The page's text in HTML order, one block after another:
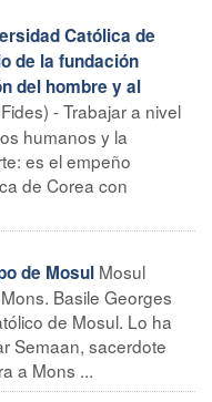
Católica de
de la fundación
del hombre y al
- Trabajar a nivel
humanos y la
es el empeño
de Corea con
de Mosul Mosul
Basile Georges
de Mosul. Lo ha
Semaan, sacerdote
a Mons ...